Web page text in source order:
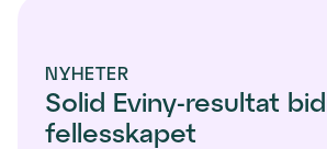
NYHETER
Solid Eviny-resultat
fellesskapet